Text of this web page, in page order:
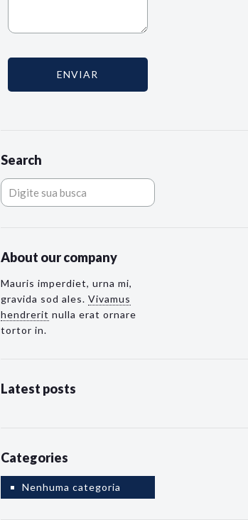
Search
About our company
Mauris imperdiet, urna mi,
gravida sod ales. Vivamus
hendrerit nulla erat ornare
tortor in.
Latest posts
Categories
Nenhuma categoria